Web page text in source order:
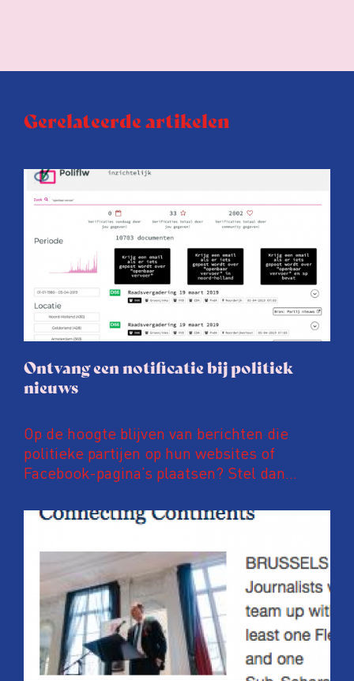
Gerelateerde artikelen
Ontvang een notificatie bij politiek
nieuws
Op de hoogte blijven van berichten die
politieke partijen op hun websites of
Facebook-pagina’s plaatsen? Stel dan
zijn meer dan 600.000 nieuwsberichten van
meer dan 800 nationale, regionale en lokale
politieke partijen te vinden. Ben je
bijvoorbeeld geïnteresseerd in
energietransitie, hoogbouw of
fietsinfrastructuur? Dan kan je eenvoudig
instellen dat je direct, elk uur of eke zes
uur een e-mail wil ontvangen over deze
zoekwoorden. Ideaal voor betrokken